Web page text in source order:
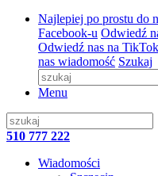
Najlepiej po prostu do
Facebook-u Odwiedź
Odwiedź nas na
nas wiadomość Szukaj
Menu
510 777 222
Wiadomości